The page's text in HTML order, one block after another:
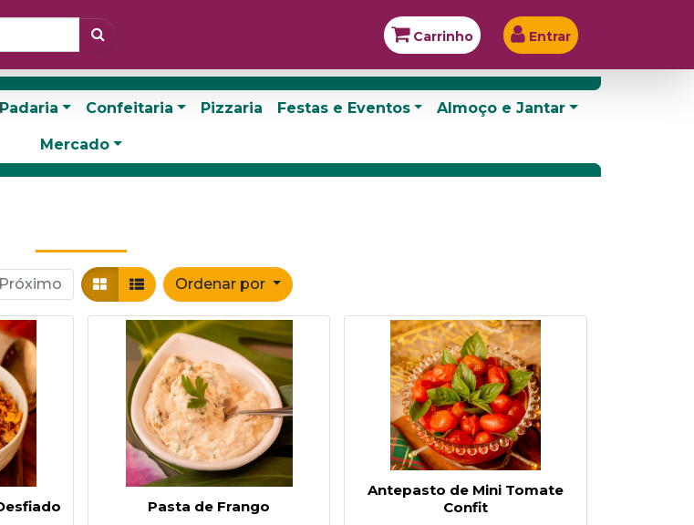
Carrinho Entrar
Padaria Confeitaria Pizzaria Festas e Eventos Almoço e Jantar
Mercado
Próximo Ordenar por
Pasta de Frango
Antepasto de Mini Tomate
Confit